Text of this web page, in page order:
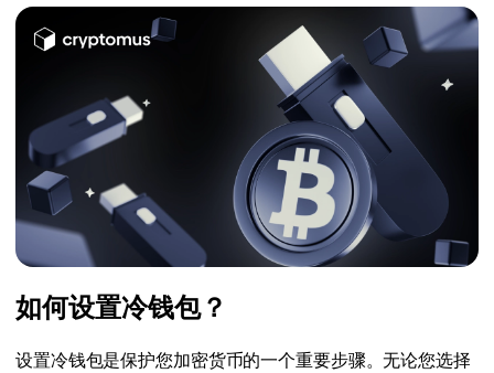
如何设置冷钱包？
设置冷钱包是保护您加密货币的一个重要步骤。无论您选择